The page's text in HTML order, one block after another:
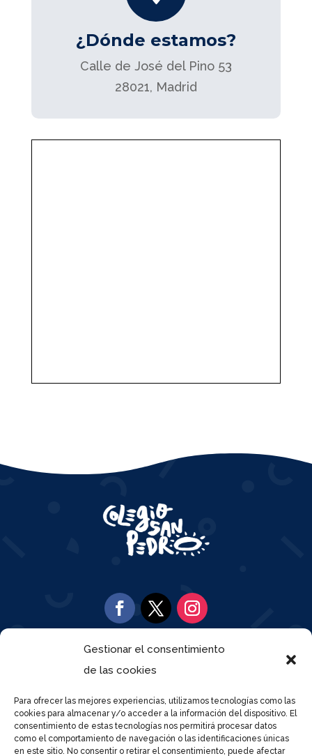
Gestionar el consentimiento
de las cookies
Para ofrecer las mejores experiencias, utilizamos tecnologías como las
cookies para almacenar y/o acceder a la información del dispositivo. El
consentimiento de estas tecnologías nos permitirá procesar datos
como el comportamiento de navegación o las identificaciones únicas
en este sitio. No consentir o retirar el consentimiento, puede afectar
¿Dónde estamos?
Calle de José del Pino 53
28021, Madrid
917 97 95 51
 Calle José del Pino 53, 28021